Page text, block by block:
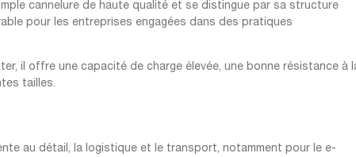
cannelure de haute qualité et se distingue par sa structure
pour les entreprises engagées dans des pratiques
il offre une capacité de charge élevée, une bonne résistance à
tailles.
au détail, la logistique et le transport, notamment pour le e-